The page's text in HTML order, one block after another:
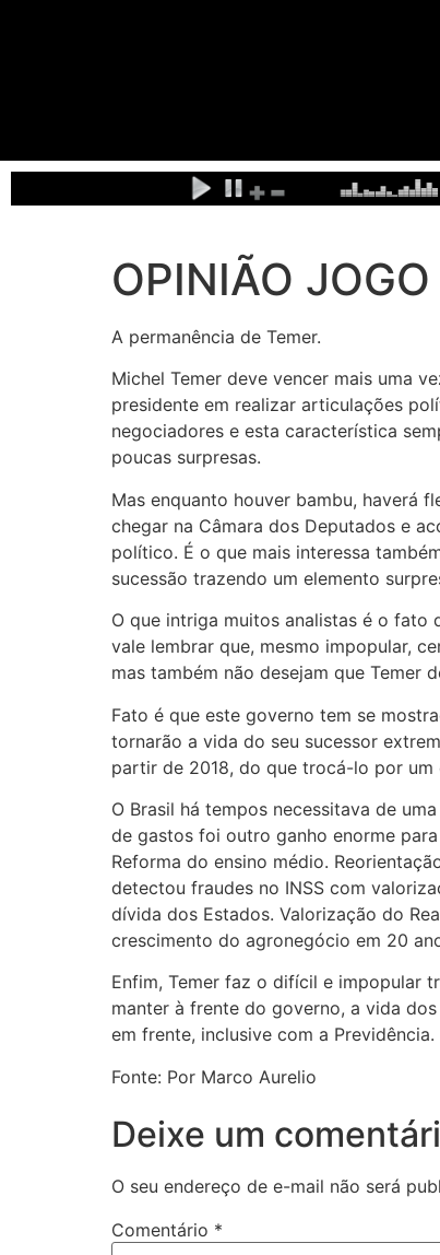
OPINIÃO
A permanência de Temer.
Michel Temer deve vencer mais uma
presidente em realizar articulações
negociadores e esta característica
poucas surpresas.
Mas enquanto houver bambu, haverá
chegar na Câmara dos Deputados e
político. É o que mais interessa
sucessão trazendo um elemento
O que intriga muitos analistas é o fato
vale lembrar que, mesmo impopular,
mas também não desejam que Temer
Fato é que este governo tem se
tornarão a vida do seu sucessor
partir de 2018, do que trocá-lo por um
O Brasil há tempos necessitava de
de gastos foi outro ganho enorme
Reforma do ensino médio.
detectou fraudes no INSS com
dívida dos Estados. Valorização do
crescimento do agronegócio em 20
Enfim, Temer faz o difícil e impopular
manter à frente do governo, a vida
em frente, inclusive com a
Fonte: Por Marco Aurelio
Deixe um
O seu endereço de e-mail não será
Comentário *